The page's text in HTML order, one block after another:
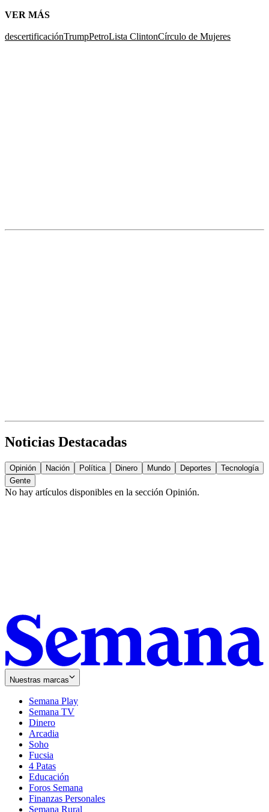
VER MÁS
descertificaciónTrumpPetroLista ClintonCírculo de Mujeres
Noticias Destacadas
Opinión Nación Política Dinero Mundo Deportes
Tecnología
Gente
No hay artículos disponibles en la sección Opinión.
Nuestras marcas
Semana Play
Semana TV
Dinero
Arcadia
Soho
in
new
window
Fucsia
in
new
window
4 Patas
Educación
Foros Semana
Finanzas Personales
Semana Rural